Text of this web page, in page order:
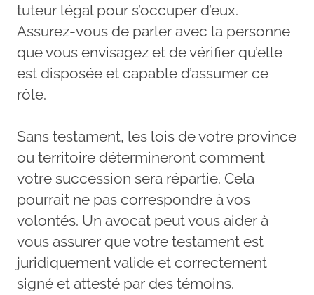
tuteur légal pour s’occuper d’eux.
Assurez-vous de parler avec la personne
que vous envisagez et de vérifier qu’elle
est disposée et capable d’assumer ce
rôle.
Sans testament, les lois de votre province
ou territoire détermineront comment
votre succession sera répartie. Cela
pourrait ne pas correspondre à vos
volontés. Un avocat peut vous aider à
vous assurer que votre testament est
juridiquement valide et correctement
signé et attesté par des témoins.